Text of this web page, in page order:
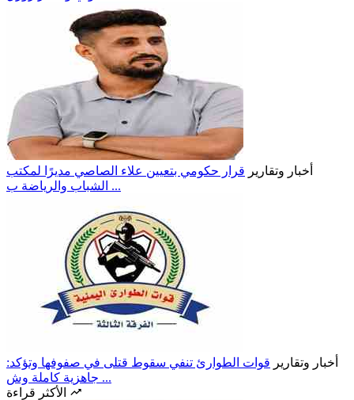
أخبار وتقارير قرار حكومي بتعيين علاء الصاصي مديرًا لمكتب
الشباب والرياضة ب ...
أخبار وتقارير قوات الطوارئ تنفي سقوط قتلى في صفوفها وتؤكد:
جاهزية كاملة وش ...